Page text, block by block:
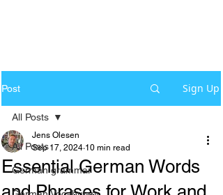
Post Sign Up
All Posts
German grammar
All Posts
Essential German Words
Jens Olesen
Sep 17, 2024 10 min read